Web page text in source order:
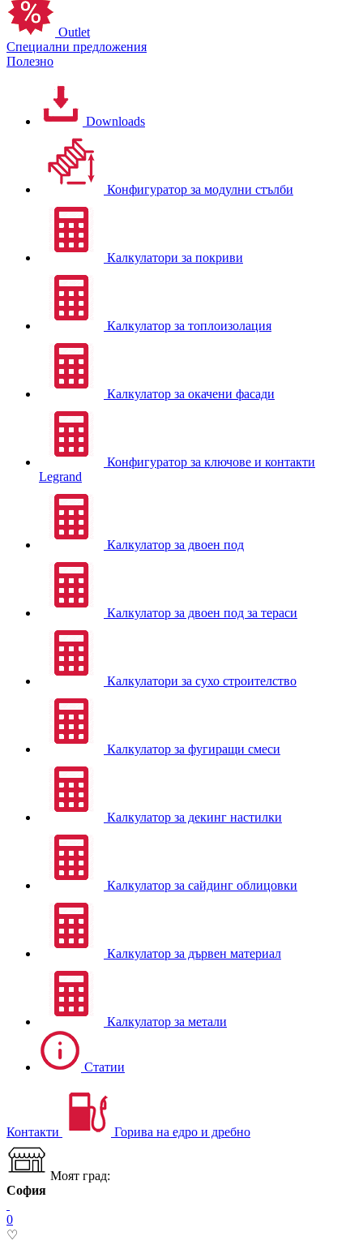
Outlet
Специални предложения
Полезно
Downloads
Конфигуратор за модулни стълби
Калкулатори за покриви
Калкулатор за топлоизолация
Калкулатор за окачени фасади
Конфигуратор за ключове и контакти
Legrand
Калкулатор за двоен под
Калкулатор за двоен под за тераси
Калкулатори за сухо строителство
Калкулатор за фугиращи смеси
Калкулатор за декинг настилки
Калкулатор за сайдинг облицовки
Калкулатор за дървен материал
Калкулатор за метали
Статии
Контакти Горива на едро и дребно
Моят град:
София
0
♡